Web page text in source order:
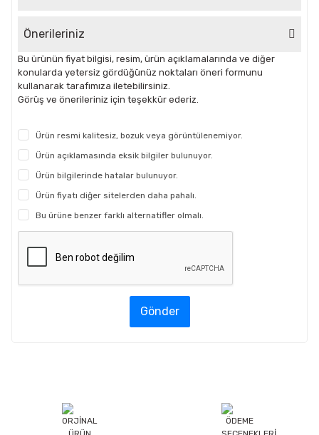
Önerileriniz
Bu ürünün fiyat bilgisi, resim, ürün açıklamalarında ve diğer
konularda yetersiz gördüğünüz noktaları öneri formunu
kullanarak tarafımıza iletebilirsiniz.
Görüş ve önerileriniz için teşekkür ederiz.
Ürün resmi kalitesiz, bozuk veya görüntülenemiyor.
Ürün açıklamasında eksik bilgiler bulunuyor.
Ürün bilgilerinde hatalar bulunuyor.
Ürün fiyatı diğer sitelerden daha pahalı.
Bu ürüne benzer farklı alternatifler olmalı.
Gönder